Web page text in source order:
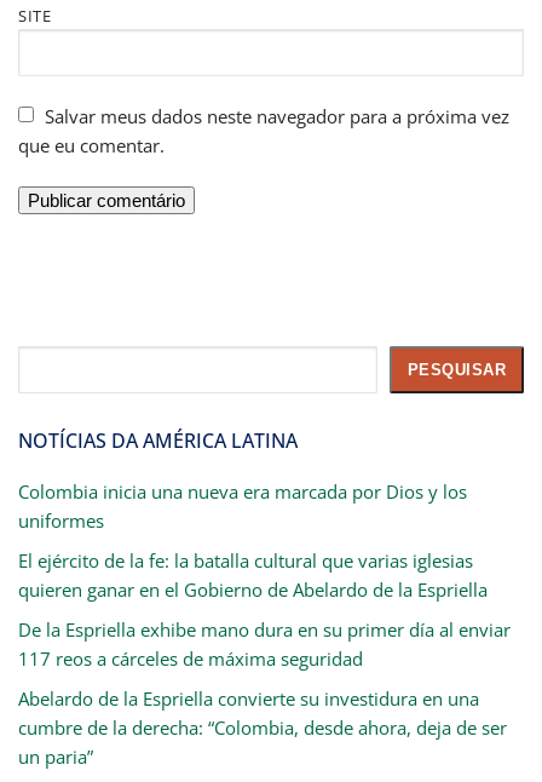
SITE
Salvar meus dados neste navegador para a próxima vez
que eu comentar.
PESQUISAR
NOTÍCIAS DA AMÉRICA LATINA
Colombia inicia una nueva era marcada por Dios y los
uniformes
El ejército de la fe: la batalla cultural que varias iglesias
quieren ganar en el Gobierno de Abelardo de la Espriella
De la Espriella exhibe mano dura en su primer día al enviar
117 reos a cárceles de máxima seguridad
Abelardo de la Espriella convierte su investidura en una
cumbre de la derecha: “Colombia, desde ahora, deja de ser
un paria”